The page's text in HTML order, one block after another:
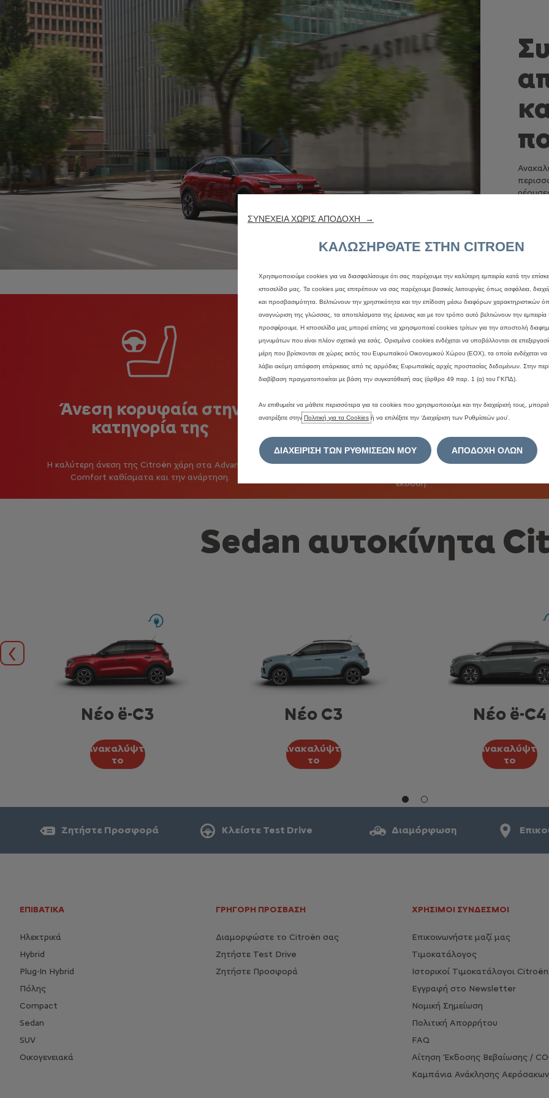
Άνεση κορυφαία στην
κατηγορία της
Η καλύτερη άνεση της Citroën χάρη στα Advanced
Comfort καθίσματα και την ανάρτηση.
Ηλεκτροκίνητη γκάμα
Υπάρχει ήδη ένα ηλεκτροκίνητο αυτοκίνητο που
καλύπτει μια μεγάλη ποικιλία αναγκών σου:
πλήρως ηλεκτρικό (με επιλογή διαφορετικών
έκδοση.
Sedan αυτοκίνητα
Προηγούμενο
Nέο ë-C3
Ανακαλύψτε
το
Nέο C3
Ανακαλύψτε
το
Nέο ë-C4
Ανακαλύψτε
το
Ζητήστε Προσφορά Κλείστε Test Drive Διαμόρφωση
ΕΠΙΒΑΤΙΚΑ
Ηλεκτρικά
Hybrid
Plug-In Hybrid
Πόλης
Compact
Sedan
SUV
Οικογενειακά
ΓΡΗΓΟΡΗ ΠΡΟΣΒΑΣΗ
Διαμορφώστε το Citroën σας
Ζητήστε Test Drive
Ζητήστε Προσφορά
ΧΡΉΣΙΜΟΙ ΣΎΝΔΕΣΜΟΙ
Επικοινωνήστε μαζί μας
Τιμοκατάλογος
Ιστορικοί Τιμοκατάλογοι Citroën
Εγγραφή στο Newsletter
Νομική Σημείωση
Πολιτική Απορρήτου
FAQ
Αίτηση Έκδοσης Βεβαίωσης /
Καμπάνια Ανάκλησης
ΣΥΝΕΧΕΙΑ ΧΩΡΙΣ ΑΠΟΔΟΧΗ →
ΚΑΛΩΣΗΡΘΑΤΕ ΣΤΗΝ CITROEN
Χρησιμοποιούμε cookies για να διασφαλίσουμε ότι σας παρέχουμε την καλύτερη εμπειρία κατά την
ιστοσελίδα μας. Τα cookies μας επιτρέπουν να σας παρέχουμε βασικές λειτουργίες όπως ασφάλεια,
και προσβασιμότητα. Βελτιώνουν την χρηστικότητα και την επίδοση μέσω διαφόρων χαρακτηριστικών
αναγνώριση της γλώσσας, τα αποτελέσματα της έρευνας και με τον τρόπο αυτό βελτιώνουν την
προσφέρουμε. Η ιστοσελίδα μας μπορεί επίσης να χρησιμοποιεί cookies τρίτων για την αποστολή
μηνυμάτων που είναι πλέον σχετικά για εσάς. Ορισμένα cookies ενδέχεται να υποβάλλονται σε
μέρη που βρίσκονται σε χώρες εκτός του Ευρωπαϊκού Οικονομικού Χώρου (ΕΟΧ), τα οποία ενδέχεται να
λάβει ακόμη απόφαση επάρκειας από τις αρμόδιες Ευρωπαϊκές αρχές προστασίας δεδομένων. Στην
διαβίβαση πραγματοποιείται με βάση την συγκατάθεσή σας (άρθρο 49 παρ. 1 (α) του ΓΚΠΔ).
Αν επιθυμείτε να μάθετε περισσότερα για τα cookies που χρησιμοποιούμε και την διαχείρισή τους,
ανατρέξετε στην Πολιτική για τα Cookies ή να επιλέξετε την ‘Διαχείριση των Ρυθμίσεών μου’.
ΔΙΑΧΕΙΡΙΣΗ ΤΩΝ ΡΥΘΜΙΣΕΩΝ ΜΟΥ ΑΠΟΔΟΧΗ ΟΛΩΝ